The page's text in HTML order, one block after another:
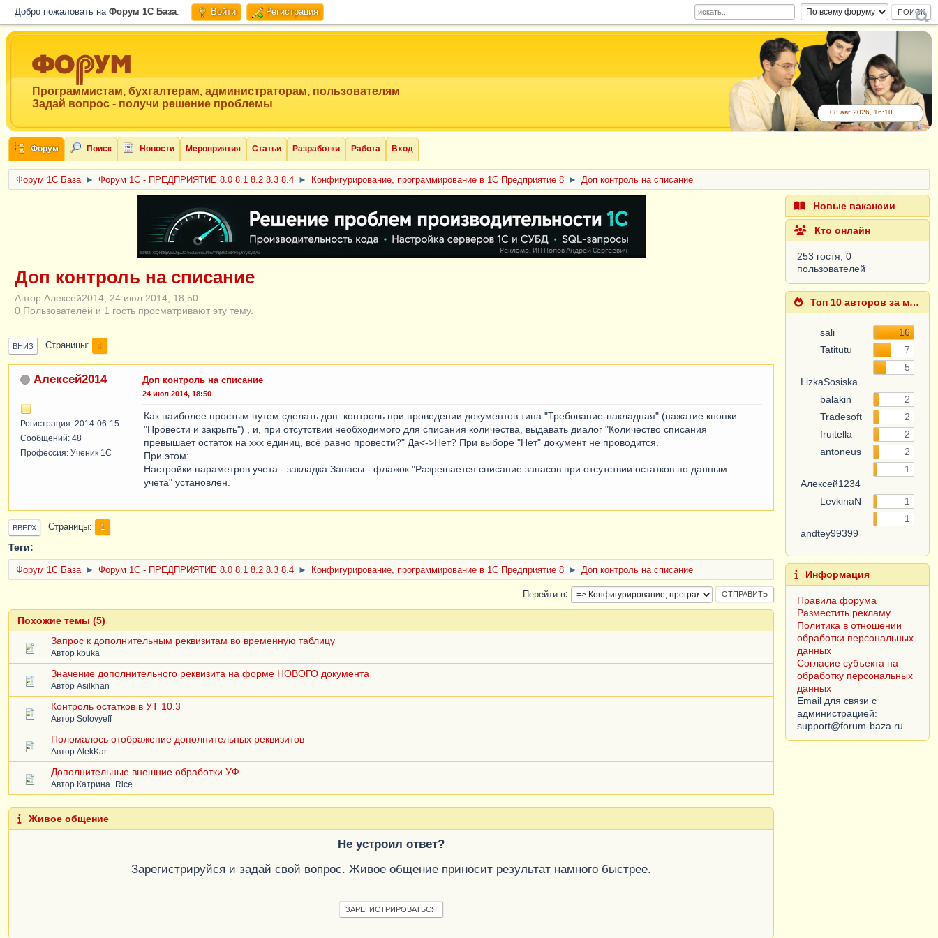
Добро пожаловать на Форум 1C База. Войти Регистрация
Программистам, бухгалтерам, администраторам, пользователям
Задай вопрос - получи решение проблемы
08 авг 2026, 16:10
Форум Поиск Новости Мероприятия Статьи Разработки Работа Вход
Форум 1C База ► Форум 1С - ПРЕДПРИЯТИЕ 8.0 8.1 8.2 8.3 8.4 ► Конфигурирование, программирование в 1С Предприятие 8 ► Доп контроль на списание
ERID: CQH36pWzJqVJD4xVLsnhcU4hVPNjkBZe8KKxjJiYySyZAz
Доп контроль на списание
Автор Алексей2014, 24 июл 2014, 18:50
0 Пользователей и 1 гость просматривают эту тему.
ВНИЗ Страницы 1
Алексей2014
Регистрация: 2014-06-15
Сообщений: 48
Профессия: Ученик 1С
Доп контроль на списание
24 июл 2014, 18:50
Как наиболее простым путем сделать доп. контроль при проведении документов типа "Требование-накладная" (нажатие кнопки
"Провести и закрыть") , и, при отсутствии необходимого для списания количества, выдавать диалог "Количество списания
превышает остаток на ххх единиц, всё равно провести?" Да<->Нет? При выборе "Нет" документ не проводится.
При этом:
Настройки параметров учета - закладка Запасы - флажок "Разрешается списание запасов при отсутствии остатков по данным
учета" установлен.
ВВЕРХ Страницы 1
Теги:
Форум 1C База ► Форум 1С - ПРЕДПРИЯТИЕ 8.0 8.1 8.2 8.3 8.4 ► Конфигурирование, программирование в 1С Предприятие 8 ► Доп контроль на списание
Перейти в
Похожие темы (5)
Запрос к дополнительным реквизитам во временную таблицу
Автор kbuka
Значение дополнительного реквизита на форме НОВОГО документа
Автор Asilkhan
Контроль остатков в УТ 10.3
Автор Solovyeff
Поломалось отображение дополнительных реквизитов
Автор AlekKar
Дополнительные внешние обработки УФ
Автор Катрина_Rice
Живое общение
Не устроил ответ?
Зарегистрируйся и задай свой вопрос. Живое общение приносит результат намного быстрее.
ЗАРЕГИСТРИРОВАТЬСЯ
Новые вакансии
Кто онлайн
253 гостя, 0
пользователей
Топ 10 авторов за месяц
sali
16
Tatitutu
7
LizkaSosiska
5
balakin
2
Tradesoft
2
fruitella
2
antoneus
2
Алексей1234
1
LevkinaN 1
andtey99399
1
Информация
Правила форума
Разместить рекламу
Политика в отношении
обработки персональных
данных
Согласие субъекта на
обработку персональных
данных
Email для связи с
администрацией: